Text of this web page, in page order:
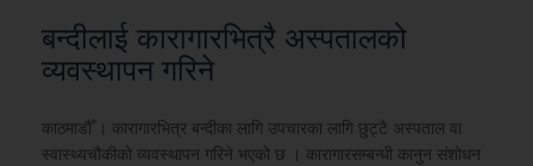
बन्दीलाई कारागारभित्रै अस्पतालको
व्यवस्थापन गरिने
काठमाडौँ । कारागारभित्र बन्दीका लागि उपचारका लागि छुट्टै अस्पताल वा
स्वास्थ्यचौकीको व्यवस्थापन गरिने भएको छ । कारागारसम्बन्धी कानुन संशोधन